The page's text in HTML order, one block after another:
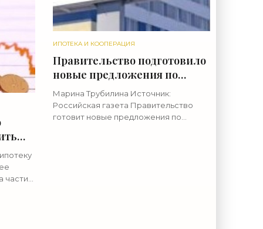
ИПОТЕКА И КООПЕРАЦИЯ
Правительство подготовило
новые предложения по
льготной ипотеке -
«Ипотека»
Марина Трубилина Источник:
Российская газета Правительство
готовит новые предложения по
части